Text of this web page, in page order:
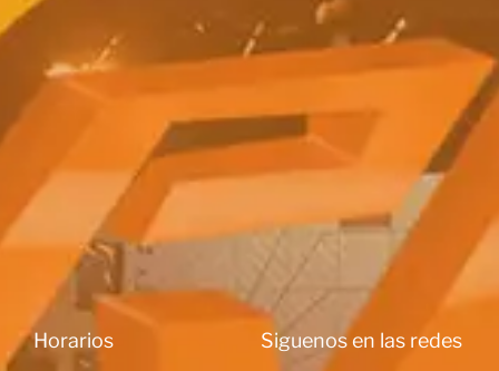
Horarios Siguenos en las redes